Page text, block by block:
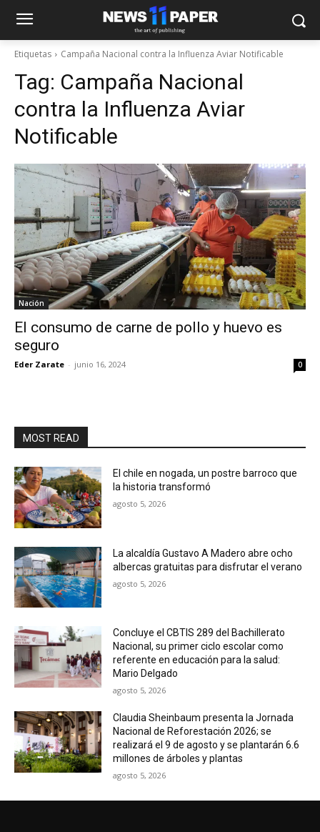
Etiquetas Campaña Nacional contra la Influenza Aviar Notificable
Tag: Campaña Nacional
contra la Influenza Aviar
Notificable
Nación
El consumo de carne de pollo y huevo es
seguro
Eder Zarate - junio 16, 2024 0
MOST READ
El chile en nogada, un postre barroco que
la historia transformó
agosto 5, 2026
La alcaldía Gustavo A Madero abre ocho
albercas gratuitas para disfrutar el verano
agosto 5, 2026
Concluye el CBTIS 289 del Bachillerato
Nacional, su primer ciclo escolar como
referente en educación para la salud:
Mario Delgado
agosto 5, 2026
Claudia Sheinbaum presenta la Jornada
Nacional de Reforestación 2026; se
realizará el 9 de agosto y se plantarán 6.6
millones de árboles y plantas
agosto 5, 2026